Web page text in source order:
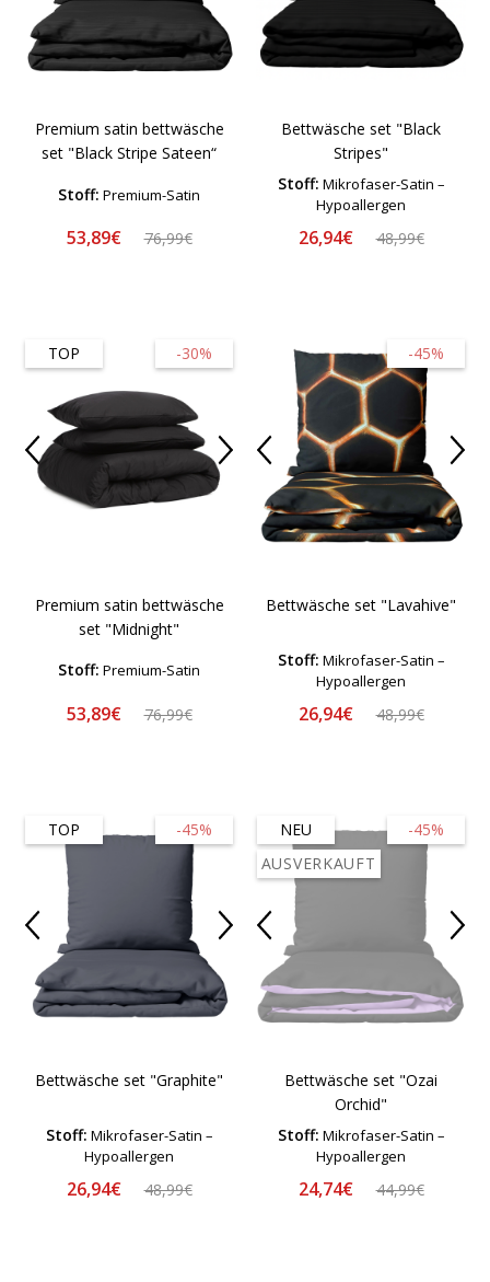
Premium satin bettwäsche
set "Black Stripe Sateen“
Stoff: Premium-Satin
53,89€ 76,99€
Bettwäsche set "Black
Stripes"
Stoff: Mikrofaser-Satin –
Hypoallergen
26,94€ 48,99€
-30%
TOP
Premium satin bettwäsche
set "Midnight"
Stoff: Premium-Satin
53,89€ 76,99€
-45%
Bettwäsche set "Lavahive"
Stoff: Mikrofaser-Satin –
Hypoallergen
26,94€ 48,99€
-45%
TOP
Bettwäsche set "Graphite"
Stoff: Mikrofaser-Satin –
Hypoallergen
26,94€ 48,99€
-45%
NEU
AUSVERKAUFT
Bettwäsche set "Ozai
Orchid"
Stoff: Mikrofaser-Satin –
Hypoallergen
24,74€ 44,99€